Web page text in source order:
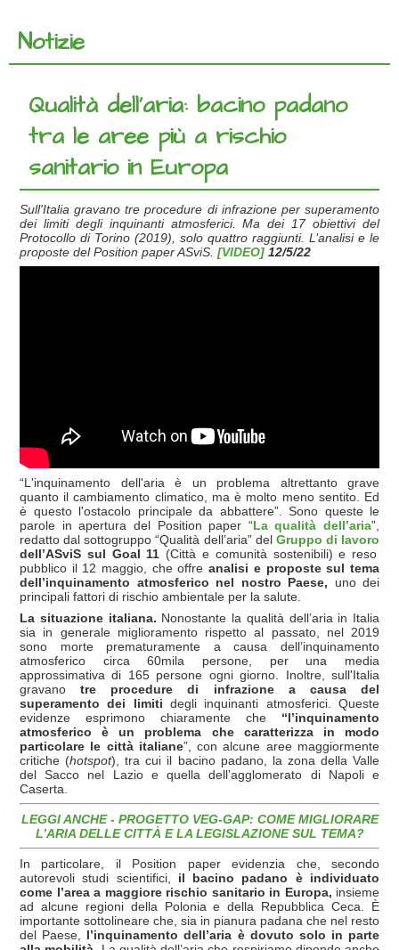
Notizie
Qualità dell’aria: bacino padano
tra le aree più a rischio
sanitario in Europa
Sull'Italia gravano tre procedure di infrazione per superamento
dei limiti degli inquinanti atmosferici. Ma dei 17 obiettivi del
Protocollo di Torino (2019), solo quattro raggiunti. L’analisi e le
proposte del Position paper ASviS. [VIDEO] 12/5/22
“L'inquinamento dell'aria è un problema altrettanto grave
quanto il cambiamento climatico, ma è molto meno sentito. Ed
è questo l'ostacolo principale da abbattere”. Sono queste le
parole in apertura del Position paper “La qualità dell’aria”,
redatto dal sottogruppo “Qualità dell’aria” del Gruppo di lavoro
dell’ASviS sul Goal 11 (Città e comunità sostenibili) e reso
pubblico il 12 maggio, che offreanalisi e proposte sul tema
dell’inquinamento atmosferico nel nostro Paese, uno dei
principali fattori di rischio ambientale per la salute.
La situazione italiana. Nonostante la qualità dell’aria in Italia
sia in generale miglioramento rispetto al passato, nel 2019
sono morte prematuramente a causa dell’inquinamento
atmosferico circa 60mila persone, per una media
approssimativa di 165 persone ogni giorno. Inoltre, sull'Italia
gravanotre procedure di infrazione a causa del
superamento dei limiti degli inquinanti atmosferici. Queste
evidenze esprimono chiaramente che “l’inquinamento
atmosferico è un problema che caratterizza in modo
particolare le città italiane”, con alcune aree maggiormente
critiche (hotspot), tra cui il bacino padano, la zona della Valle
del Sacco nel Lazio e quella dell’agglomerato di Napoli e
Caserta.
LEGGI ANCHE - PROGETTO VEG-GAP: COME MIGLIORARE
L’ARIA DELLE CITTÀ E LA LEGISLAZIONE SUL TEMA?
In particolare, il Position paper evidenzia che, secondo
autorevoli studi scientifici,
il bacino padano è individuato
come l’area a maggiore rischio sanitario in Europa, insieme
ad alcune regioni della Polonia e della Repubblica Ceca. È
importante sottolineare che, sia in pianura padana che nel resto
del Paese, l’inquinamento dell’aria è dovuto solo in parte